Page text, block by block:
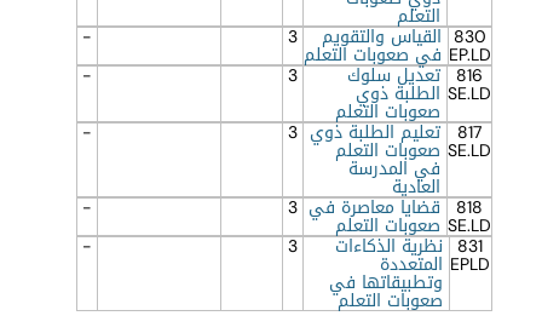
التعلم
830
EP.LD
القياس والتقويم
في صعوبات التعلم
3
-
816
SE.LD
تعديل سلوك
الطلبة ذوي
صعوبات التعلم
3
-
817
SE.LD
تعليم الطلبة ذوي
صعوبات التعلم
في المدرسة
العادية
3
-
818
SE.LD
قضايا معاصرة في
صعوبات التعلم
3
-
831
EPLD
نظرية الذكاءات
المتعددة
وتطبيقاتها في
صعوبات التعلم
3
-